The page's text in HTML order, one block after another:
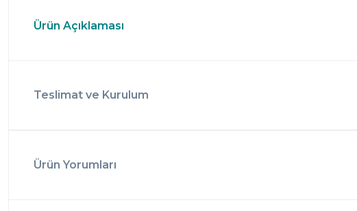
Ürün Açıklaması
Teslimat ve Kurulum
Ürün Yorumları